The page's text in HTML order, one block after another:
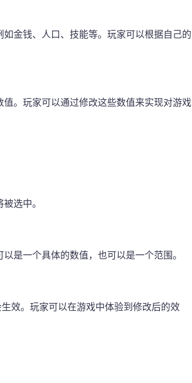
金钱、人口、技能等。玩家可以根据自己的
。玩家可以通过修改这些数值来实现对游戏
选中。
是一个具体的数值，也可以是一个范围。
效。玩家可以在游戏中体验到修改后的效